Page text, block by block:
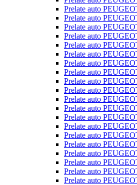
Prelate auto
Prelate auto
Prelate auto
Prelate auto
Prelate auto
Prelate auto
Prelate auto
Prelate auto
Prelate auto
Prelate auto
Prelate auto
Prelate auto
Prelate auto
Prelate auto
Prelate auto
Prelate auto
Prelate auto
Prelate auto
Prelate auto
Prelate auto